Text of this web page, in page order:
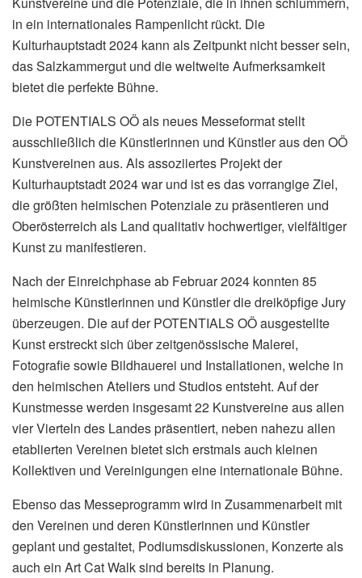
in ein internationales Rampenlicht rückt. Die
Kulturhauptstadt 2024 kann als Zeitpunkt nicht besser sein,
das Salzkammergut und die weltweite Aufmerksamkeit
bietet die perfekte Bühne.
Die POTENTIALS OÖ als neues Messeformat stellt
ausschließlich die Künstlerinnen und Künstler aus den OÖ
Kunstvereinen aus. Als assoziiertes Projekt der
Kulturhauptstadt 2024 war und ist es das vorrangige Ziel,
die größten heimischen Potenziale zu präsentieren und
Oberösterreich als Land qualitativ hochwertiger, vielfältiger
Kunst zu manifestieren.
Nach der Einreichphase ab Februar 2024 konnten 85
heimische Künstlerinnen und Künstler die dreiköpfige Jury
überzeugen. Die auf der POTENTIALS OÖ ausgestellte
Kunst erstreckt sich über zeitgenössische Malerei,
Fotografie sowie Bildhauerei und Installationen, welche in
den heimischen Ateliers und Studios entsteht. Auf der
Kunstmesse werden insgesamt 22 Kunstvereine aus allen
vier Vierteln des Landes präsentiert, neben nahezu allen
etablierten Vereinen bietet sich erstmals auch kleinen
Kollektiven und Vereinigungen eine internationale Bühne.
Ebenso das Messeprogramm wird in Zusammenarbeit mit
den Vereinen und deren Künstlerinnen und Künstler
geplant und gestaltet, Podiumsdiskussionen, Konzerte als
auch ein Art Cat Walk sind bereits in Planung.